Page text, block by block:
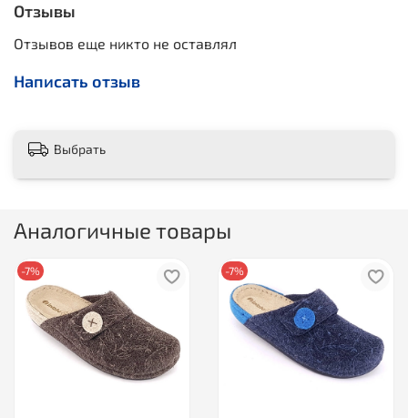
Отзывы
Отзывов еще никто не оставлял
Написать отзыв
Выбрать
Аналогичные товары
-7% -7%